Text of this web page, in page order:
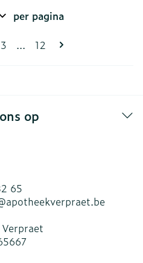
Pagina's pagina
Pagina
3 ... Pagina
12
per pagina
op
65
apotheekverpraet.be